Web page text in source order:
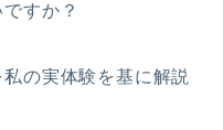
すか？
の実体験を基に解説